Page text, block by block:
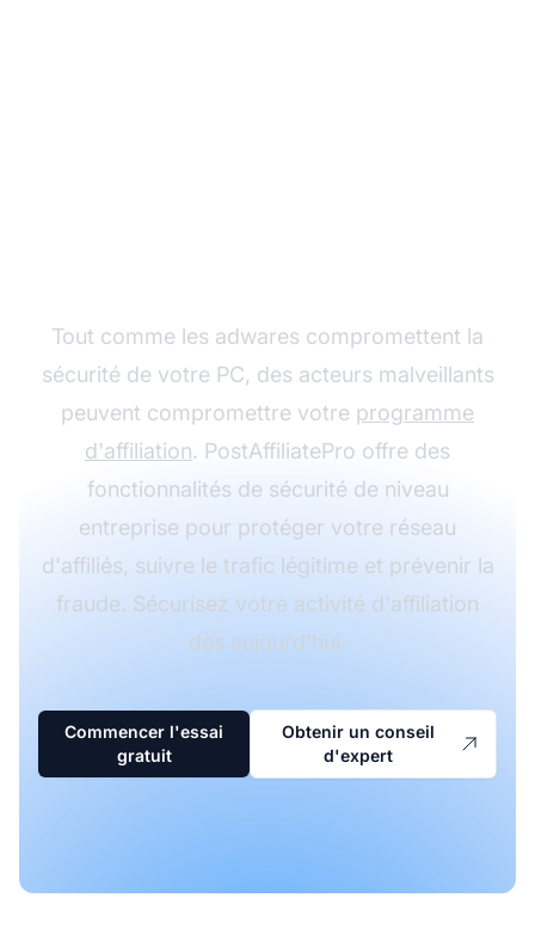
Tout comme les adwares compromettent la
sécurité de votre PC, des acteurs malveillants
peuvent compromettre votre programme
d'affiliation. PostAffiliatePro offre des
fonctionnalités de sécurité de niveau
entreprise pour protéger votre réseau
d'affiliés, suivre le trafic légitime et prévenir la
fraude. Sécurisez votre activité d'affiliation
dès aujourd'hui.
Commencer l'essai
gratuit
Obtenir un conseil
d'expert